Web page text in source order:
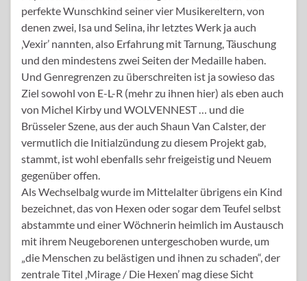
perfekte Wunschkind seiner vier Musikereltern, von
denen zwei, Isa und Selina, ihr letztes Werk ja auch
‚Vexir’ nannten, also Erfahrung mit Tarnung, Täuschung
und den mindestens zwei Seiten der Medaille haben.
Und Genregrenzen zu überschreiten ist ja sowieso das
Ziel sowohl von E-L-R (mehr zu ihnen hier) als eben auch
von Michel Kirby und WOLVENNEST … und die
Brüsseler Szene, aus der auch Shaun Van Calster, der
vermutlich die Initialzündung zu diesem Projekt gab,
stammt, ist wohl ebenfalls sehr freigeistig und Neuem
gegenüber offen.
Als Wechselbalg wurde im Mittelalter übrigens ein Kind
bezeichnet, das von Hexen oder sogar dem Teufel selbst
abstammte und einer Wöchnerin heimlich im Austausch
mit ihrem Neugeborenen untergeschoben wurde, um
„die Menschen zu belästigen und ihnen zu schaden“, der
zentrale Titel ‚Mirage / Die Hexen’ mag diese Sicht